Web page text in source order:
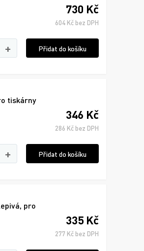
730 Kč
604 Kč bez DPH
+ Přidat do košíku
tiskárny
346 Kč
286 Kč bez DPH
+ Přidat do košíku
pro
335 Kč
277 Kč bez DPH